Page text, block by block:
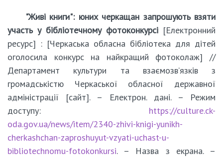
"Живі книги": юних черкащан запрошують взяти
участь у бібліотечному фотоконкурсі [Електронний
ресурс] : [Черкаська обласна бібліотека для дітей
оголосила конкурс на найкращий фотоколаж] //
Департамент культури та взаємозв’язків з
громадськістю Черкаської обласної державної
адміністрації [сайт]. – Електрон. дані. – Режим
доступу: https://culture.ck-
oda.gov.ua/news/item/2340-zhivi-knigi-yunikh-
cherkashchan-zaproshuyut-vzyati-uchast-u-
bibliotechnomu-fotokonkursi. – Назва з екрана. –